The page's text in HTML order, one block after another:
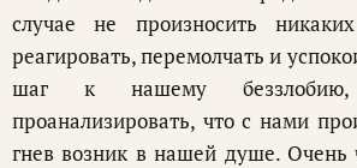
случае не произносить
реагировать, перемолчать и
шаг к нашему
проанализировать, что с нами
гнев возник в нашей душе. Очень